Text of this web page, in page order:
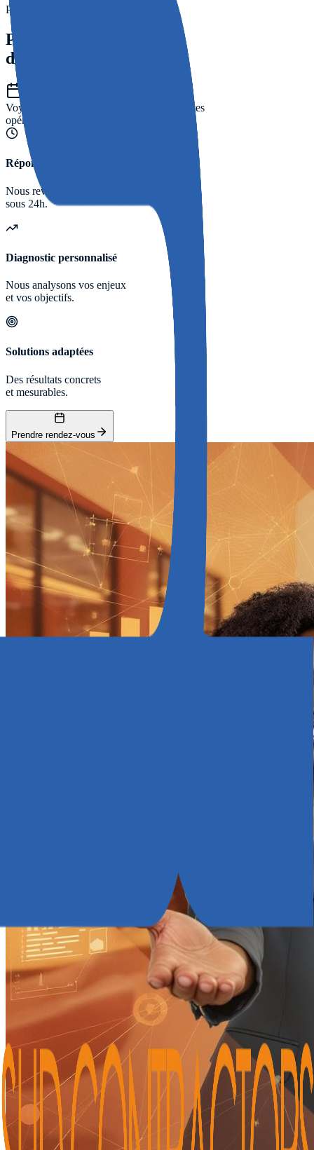
PRÊT À PASSER À L'ACTION ?
Prenez rendez-vous
dès maintenant.
Voyons ensemble comment
réduire vos pertes
opérationnelles.
Réponse rapide
Nous revenons vers vous
sous 24h.
Diagnostic personnalisé
Nous analysons vos enjeux
et vos objectifs.
Solutions adaptées
Des résultats concrets
et mesurables.
Prendre rendez-vous